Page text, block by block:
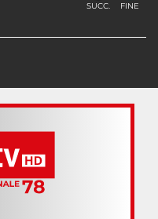
SUCC. FINE